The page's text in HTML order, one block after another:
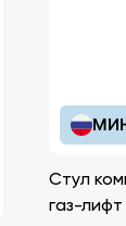
Стул
газ-лифт